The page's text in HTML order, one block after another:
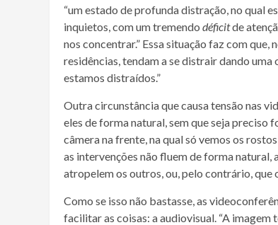
“um estado de profunda distração, no qual
inquietos, com um tremendo déficitde
nos concentrar.” Essa situação faz com
residências, tendam a se distrair dando uma
estamos distraídos.”
Outra circunstância que causa tensão nas
eles de forma natural, sem que seja preciso
câmera na frente, na qual só vemos os
as intervenções não fluem de forma natural,
atropelem os outros, ou, pelo contrário, que
Como se isso não bastasse, as
facilitar as coisas: a audiovisual. “A